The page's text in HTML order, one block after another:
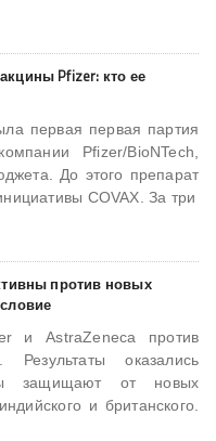
Pfizer: кто ее
первая первая партия
Pfizer/BioNTech,
До этого препарат
COVAX. За три
против новых
и AstraZeneca против
оказались
защищают от новых
и британского.